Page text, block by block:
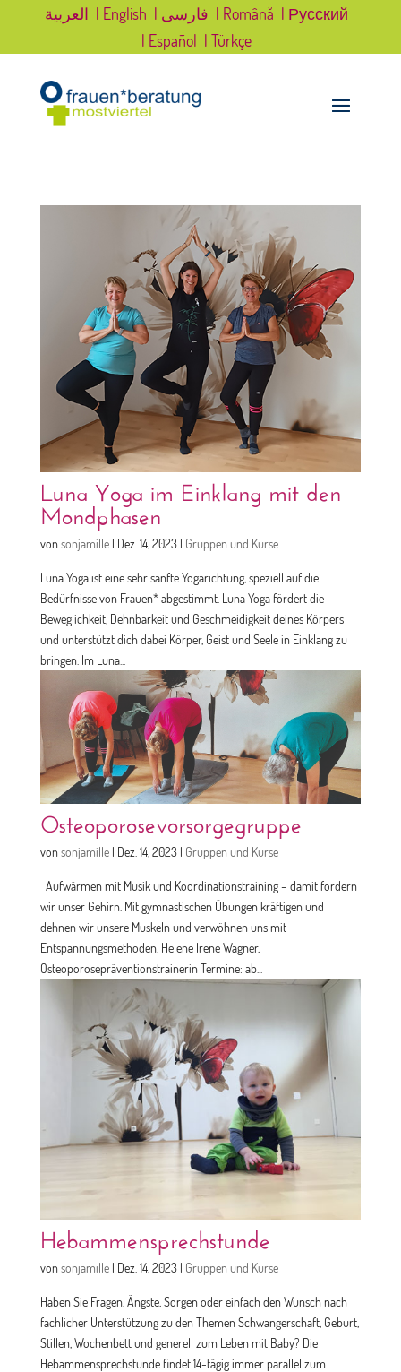
العربية | English | فارسی | Română | Русский
| Español | Türkçe
Luna Yoga im Einklang mit den
Mondphasen
vonsonjamille| Dez. 14, 2023| Gruppen und Kurse
Luna Yoga ist eine sehr sanfte Yogarichtung, speziell auf die
Bedürfnisse von Frauen* abgestimmt. Luna Yoga fördert die
Beweglichkeit, Dehnbarkeit und Geschmeidigkeit deines Körpers
und unterstützt dich dabei Körper, Geist und Seele in Einklang zu
bringen. Im Luna...
Osteoporosevorsorgegruppe
vonsonjamille| Dez. 14, 2023| Gruppen und Kurse
Aufwärmen mit Musik und Koordinationstraining – damit fordern
wir unser Gehirn. Mit gymnastischen Übungen kräftigen und
dehnen wir unsere Muskeln und verwöhnen uns mit
Entspannungsmethoden. Helene Irene Wagner,
Osteoporosepräventionstrainerin Termine: ab...
Hebammensprechstunde
vonsonjamille| Dez. 14, 2023| Gruppen und Kurse
Haben Sie Fragen, Ängste, Sorgen oder einfach den Wunsch nach
fachlicher Unterstützung zu den Themen Schwangerschaft, Geburt,
Stillen, Wochenbett und generell zum Leben mit Baby? Die
Hebammensprechstunde findet 14-tägig immer parallel zum